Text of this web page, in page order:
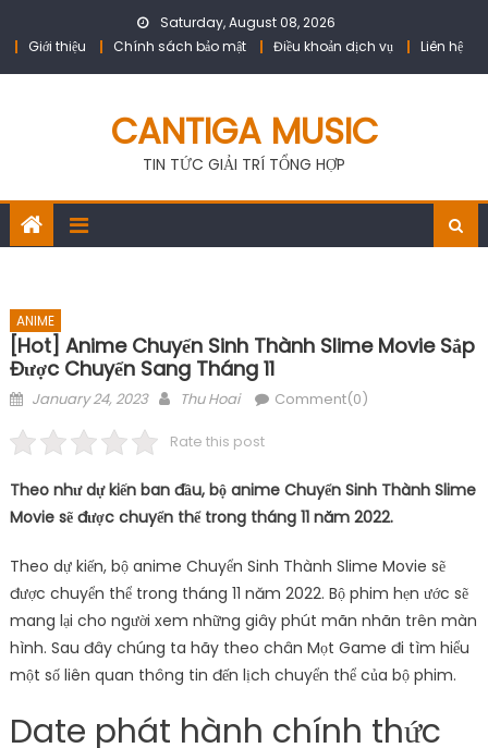
Saturday, August 08, 2026
Giới thiệu
Chính sách bảo mật Điều khoản dịch vụ Liên hệ
CANTIGA MUSIC
TIN TỨC GIẢI TRÍ TỔNG HỢP
ANIME
[Hot] Anime Chuyển Sinh Thành Slime Movie Sắp
Được Chuyển Sang Tháng 11
Posted
January 24, 2023 Author
Thu Hoai Comment(0)
Rate this post
Theo như dự kiến ​​ban đầu, bộ anime Chuyển Sinh Thành Slime
Movie sẽ được chuyển thể trong tháng 11 năm 2022.
Theo dự kiến, bộ anime Chuyển Sinh Thành Slime Movie sẽ
được chuyển thể trong tháng 11 năm 2022. Bộ phim hẹn ước sẽ
mang lại cho người xem những giây phút mãn nhãn trên màn
hình. Sau đây chúng ta hãy theo chân Mọt Game đi tìm hiểu
một số liên quan thông tin đến lịch chuyển thể của bộ phim.
Date phát hành chính thức